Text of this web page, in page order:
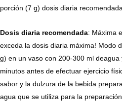
porción (7 g) dosis diaria
Dosis diaria recomendada: Máxima
exceda la dosis diaria máxima! Modo
g) en un vaso con 200-300 ml
minutos antes de efectuar ejercicio
sabor y la dulzura de la bebida
agua que se utiliza para la